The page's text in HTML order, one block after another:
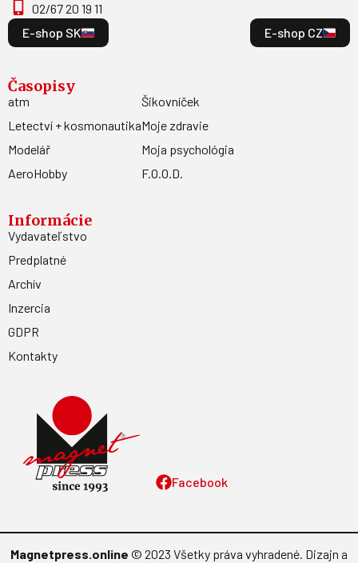
Facebook
02/67 20 19 11
E-shop SK
E-shop CZ
Časopisy
atm
Letectví + kosmonautika
Modelář
AeroHobby
Šikovníček
Moje zdravie
Moja psychológia
F.O.O.D.
Informácie
Vydavateľstvo
Predplatné
Archív
Inzercia
GDPR
Kontakty
Magnetpress.online © 2023 Všetky práva vyhradené. Dizajn a